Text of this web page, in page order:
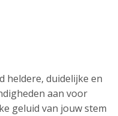
heldere, duidelijke en
aan voor
geluid van jouw stem